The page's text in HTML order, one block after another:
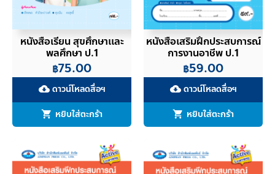
หนังสือเรียน สุขศึกษาเเละ
พลศึกษา ป.1
฿75.00
cloud_downloadดาวน์โหลดสื่อฯ
หยิบใส่ตะกร้า
หนังสือเสริมฝึกประสบการณ์
การงานอาชีพ ป.1
฿59.00
cloud_downloadดาวน์โหลดสื่อฯ
หยิบใส่ตะกร้า